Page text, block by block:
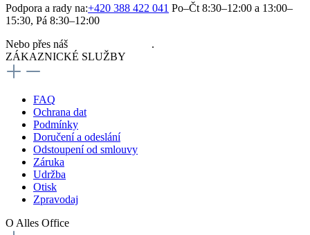
Podpora a rady na:+420 388 422 041 Po–Čt 8:30–12:00 a 13:00–
15:30, Pá 8:30–12:00
Nebo přes náš
.
ZÁKAZNICKÉ SLUŽBY
FAQ
Ochrana dat
Podmínky
Doručení a odeslání
Odstoupení od smlouvy
Záruka
Udržba
Otisk
Zpravodaj
O Alles Office